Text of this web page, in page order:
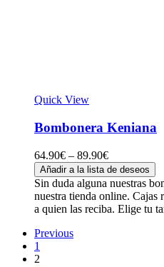
Quick View
Bombonera Keniana
64.90€ – 89.90€
Añadir a la lista de deseos
Sin duda alguna nuestras
nuestra tienda online. Cajas
a quien las reciba. Elige tu
Previous
1
2